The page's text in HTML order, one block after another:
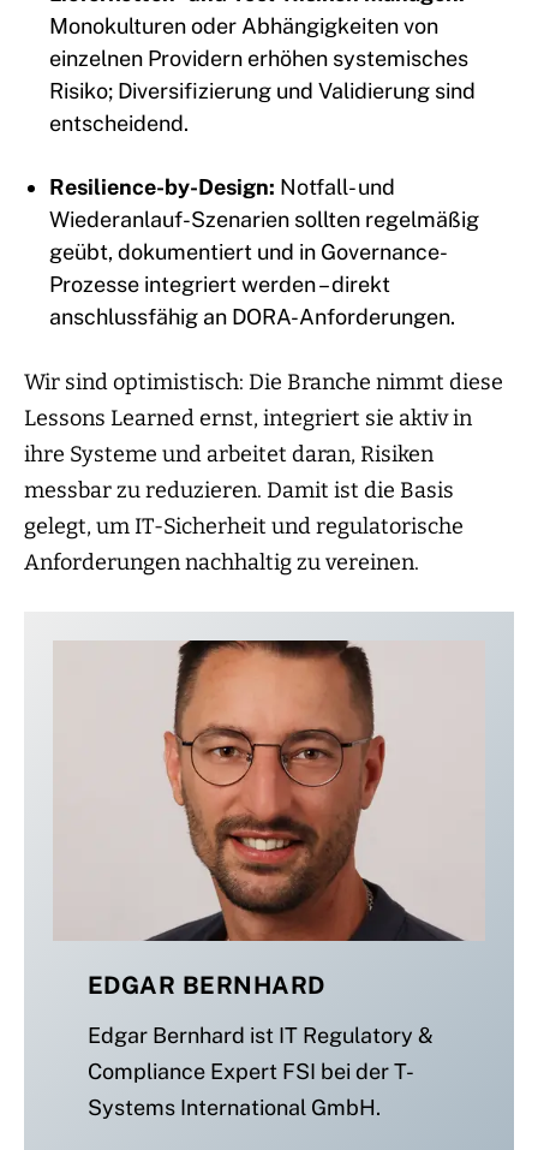
Monokulturen oder Abhängigkeiten von
einzelnen Providern erhöhen systemisches
Risiko; Diversifizierung und Validierung sind
entscheidend.
Resilience-by-Design: Notfall- und
Wiederanlauf-Szenarien sollten regelmäßig
geübt, dokumentiert und in Governance-
Prozesse integriert werden – direkt
anschlussfähig an DORA-Anforderungen.
Wir sind optimistisch: Die Branche nimmt diese
Lessons Learned ernst, integriert sie aktiv in
ihre Systeme und arbeitet daran, Risiken
messbar zu reduzieren. Damit ist die Basis
gelegt, um IT-Sicherheit und regulatorische
Anforderungen nachhaltig zu vereinen.
EDGAR BERNHARD
Edgar Bernhard ist IT Regulatory &
Compliance Expert FSI bei der T-
Systems International GmbH.